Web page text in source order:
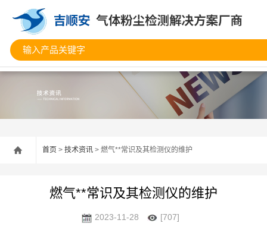
首页 > 技术资讯 > 燃气**常识及其检测仪的维护
燃气**常识及其检测仪的维护
2023-11-28 [707]